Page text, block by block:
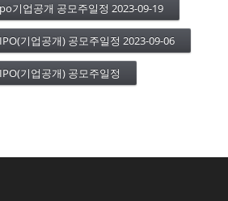
기업공개 공모주일정 2023-09-19
기업공개) 공모주일정 2023-09-06
기업공개) 공모주일정